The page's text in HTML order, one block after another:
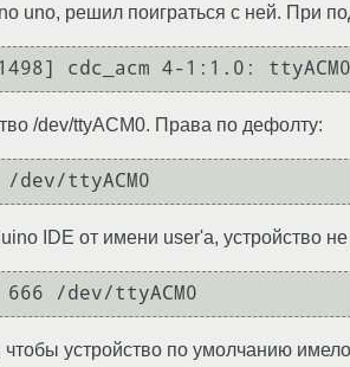
uno, решил поиграться с ней. При
/dev/ttyACM0. Права по дефолту:
ttyACM0
IDE от имени user'а, устройство
666 /dev/ttyACM0
чтобы устройство по умолчанию